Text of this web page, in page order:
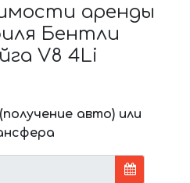
аренды
Бентли
V8 4Li
авто) или